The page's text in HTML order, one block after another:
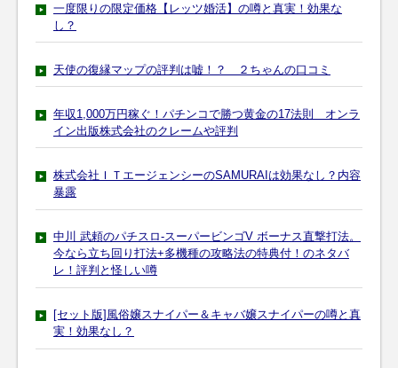
一度限りの限定価格【レッツ婚活】の噂と真実！効果な
し？
天使の復縁マップの評判は嘘！？ ２ちゃんの口コミ
年収1,000万円稼ぐ！パチンコで勝つ黄金の17法則 オンラ
イン出版株式会社のクレームや評判
株式会社ＩＴエージェンシーのSAMURAIは効果なし？内容
暴露
中川 武頼のパチスロ-スーパービンゴV ボーナス直撃打法。
今なら立ち回り打法+多機種の攻略法の特典付！のネタバ
レ！評判と怪しい噂
[セット版]風俗嬢スナイパー＆キャバ嬢スナイパーの噂と真
実！効果なし？